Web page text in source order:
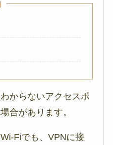
からないアクセスポ
合があります。
Fiでも、VPNに接